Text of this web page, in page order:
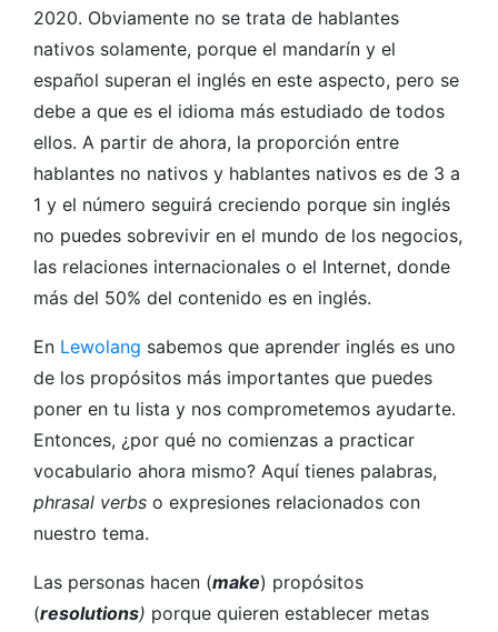
2020. Obviamente no se trata de hablantes
nativos solamente, porque el mandarín y el
español superan el inglés en este aspecto, pero se
debe a que es el idioma más estudiado de todos
ellos. A partir de ahora, la proporción entre
hablantes no nativos y hablantes nativos es de 3 a
1 y el número seguirá creciendo porque sin inglés
no puedes sobrevivir en el mundo de los negocios,
las relaciones internacionales o el Internet, donde
más del 50% del contenido es en inglés.
En Lewolang sabemos que aprender inglés es uno
de los propósitos más importantes que puedes
poner en tu lista y nos comprometemos ayudarte.
Entonces, ¿por qué no comienzas a practicar
vocabulario ahora mismo? Aquí tienes palabras,
phrasal verbs o expresiones relacionados con
nuestro tema.
Las personas hacen (make) propósitos
(resolutions) porque quieren establecer metas